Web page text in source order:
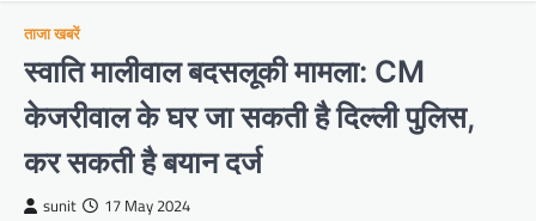
ताजा खबरें
स्वाति मालीवाल बदसलूकी मामला: CM
केजरीवाल के घर जा सकती है दिल्ली पुलिस,
कर सकती है बयान दर्ज
sunit 17 May 2024